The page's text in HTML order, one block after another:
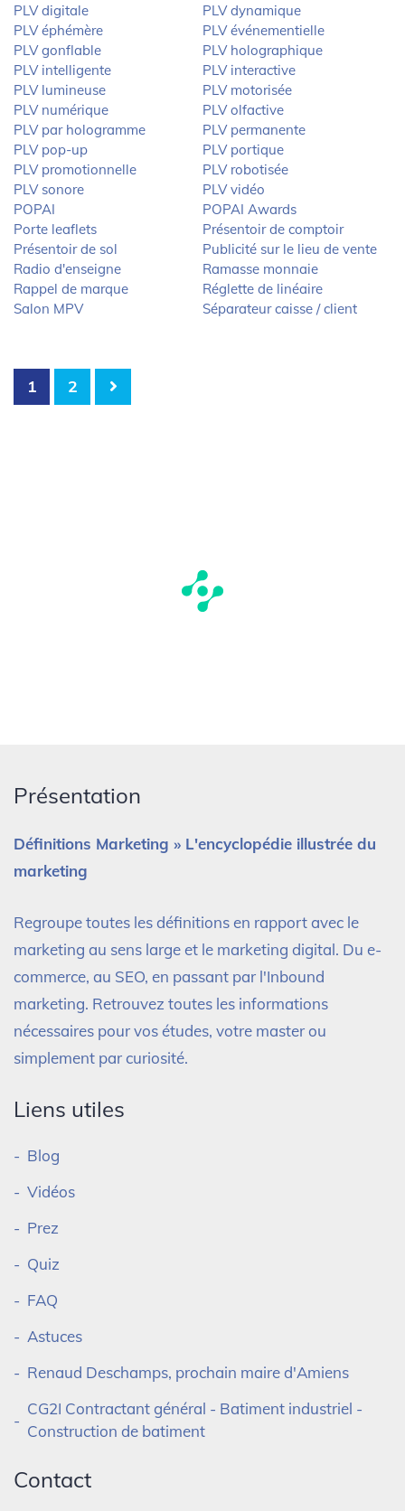
PLV digitale
PLV dynamique
PLV éphémère
PLV événementielle
PLV gonflable
PLV holographique
PLV intelligente
PLV interactive
PLV lumineuse
PLV motorisée
PLV numérique
PLV olfactive
PLV par hologramme
PLV permanente
PLV pop-up
PLV portique
PLV promotionnelle
PLV robotisée
PLV sonore
PLV vidéo
POPAI
POPAI Awards
Porte leaflets
Présentoir de comptoir
Présentoir de sol
Publicité sur le lieu de vente
Radio d'enseigne
Ramasse monnaie
Rappel de marque
Réglette de linéaire
Salon MPV
Séparateur caisse / client
1 2
Présentation
Définitions Marketing » L'encyclopédie illustrée du
marketing
Regroupe toutes les définitions en rapport avec le
marketing au sens large et le marketing digital. Du e-
commerce, au SEO, en passant par l'Inbound
marketing. Retrouvez toutes les informations
nécessaires pour vos études, votre master ou
simplement par curiosité.
Liens utiles
Blog
Vidéos
Prez
Quiz
FAQ
Astuces
Renaud Deschamps, prochain maire d'Amiens
CG2I Contractant général - Batiment industriel -
Construction de batiment
Contact